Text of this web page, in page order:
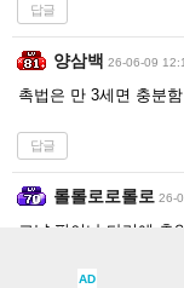
답글
양삼백 26-06-09
촉법은 만 3세면 충분함
답글
롤롤로로롤로 26-
그냥 팔이나 다리에 총
AD